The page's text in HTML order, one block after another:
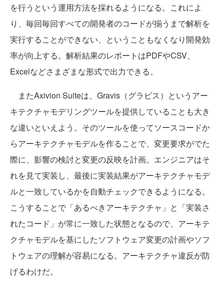
を行うという運用方法を採れるようになる。これによ
り、毎回毎回すべての開発者のコードが揃うまで解析を
実行することができない、ということもなくなり開発効
率が向上する。解析結果のレポートはPDFやCSV、
Excelなどさまざまな形式で出力できる。
またAxivion Suiteは、Gravis（グラビス）というアー
キテクチャモデリングツールを提供していることも大き
な違いといえよう。そのツールを使ってソースコードか
らアーキテクチャモデルを作ることで、変更要求がでた
際に、影響の検討と変更の反映を計画。エンジニアはそ
れを見て実装し、最後に実装結果がアーキテクチャモデ
ルと一致しているかを自動チェックできるようになる。
こうすることで「あるべきアーキテクチャ」と「実装さ
れたコード」が常に一致した状態となるので、アーキテ
クチャモデルを基にしたソフトウェア変更の計画やソフ
トウェアの理解が容易になる。アーキテクチャ違反が防
げるわけだ。